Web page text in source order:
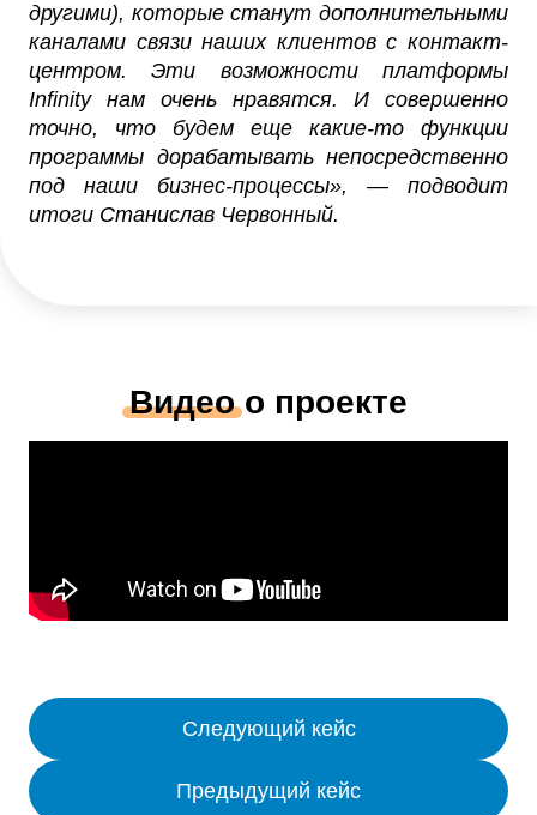
другими), которые станут дополнительными
каналами связи наших клиентов с контакт-
центром. Эти возможности платформы
Infinity нам очень нравятся. И совершенно
точно, что будем еще какие-то функции
программы дорабатывать непосредственно
под наши бизнес-процессы», — подводит
итоги Станислав Червонный.
Видеоо проекте
Предыдущий кейс
Следующий кейс